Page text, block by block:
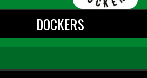
DOCKERS